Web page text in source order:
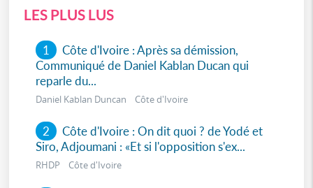
LES PLUS LUS
1
Côte d'Ivoire : Après sa démission,
Communiqué de Daniel Kablan Ducan qui
reparle du...
Daniel Kablan Duncan Côte d'Ivoire
2 Côte d'Ivoire : On dit quoi ? de Yodé et
Siro, Adjoumani : «Et si l'opposition s'ex...
RHDP Côte d'Ivoire